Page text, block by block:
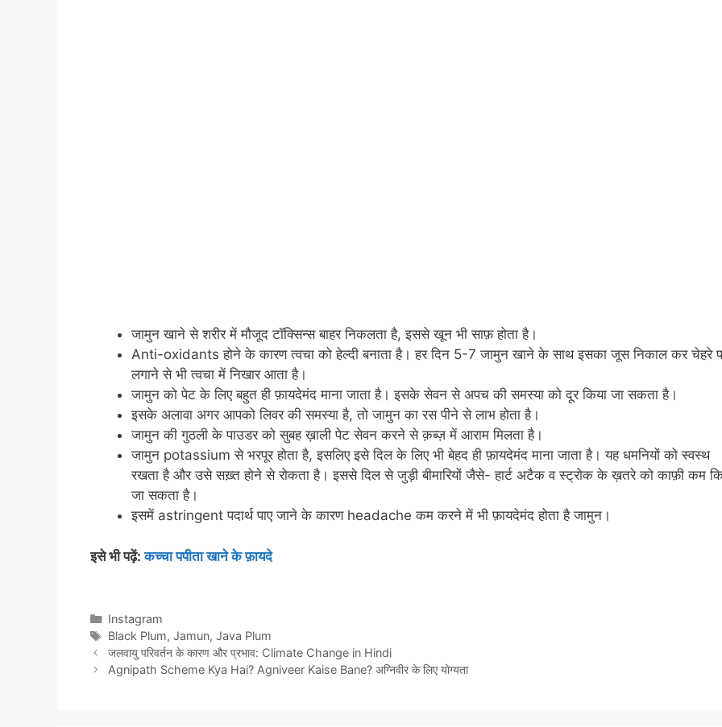
जामुन खाने से शरीर में मौजूद टॉक्सिन्स बाहर निकलता है, इससे खून भी साफ़ होता है।
Anti-oxidants होने के कारण त्वचा को हेल्दी बनाता है। हर दिन 5-7 जामुन खाने के साथ इसका जूस निकाल कर चेहरे
लगाने से भी त्वचा में निखार आता है।
जामुन को पेट के लिए बहुत ही फ़ायदेमंद माना जाता है। इसके सेवन से अपच की समस्या को दूर किया जा सकता है।
इसके अलावा अगर आपको लिवर की समस्या है, तो जामुन का रस पीने से लाभ होता है।
जामुन की गुठली के पाउडर को सुबह ख़ाली पेट सेवन करने से क़ब्ज़ में आराम मिलता है।
जामुन potassium से भरपूर होता है, इसलिए इसे दिल के लिए भी बेहद ही फ़ायदेमंद माना जाता है। यह धमनियों को स्वस्थ
रखता है और उसे सख़्त होने से रोकता है। इससे दिल से जुड़ी बीमारियों जैसे- हार्ट अटैक व स्ट्रोक के ख़तरे को काफ़ी कम
जा सकता है।
इसमें astringent पदार्थ पाए जाने के कारण headache कम करने में भी फ़ायदेमंद होता है जामुन।
इसे भी पढ़ें:कच्चा पपीता खाने के फ़ायदे
Categories
Instagram
Tags
Black Plum, Jamun, Java Plum
जलवायु परिवर्तन के कारण और प्रभाव: Climate Change in Hindi
Agnipath Scheme Kya Hai? Agniveer Kaise Bane? अग्निवीर के लिए योग्यता